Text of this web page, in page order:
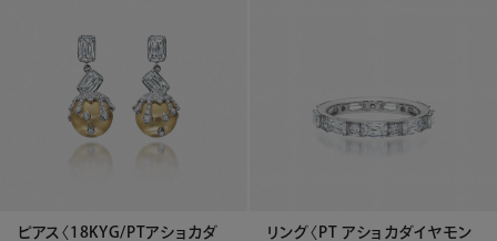
ピアス〈18KYG/PTアショカダ
リング〈PT アショカダイヤモン